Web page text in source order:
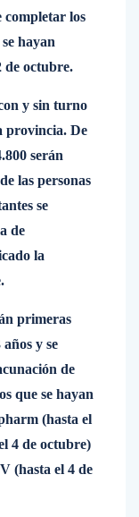
completar los
hayan
de octubre.
y sin turno
provincia. De
serán
las personas
se
de
la
primeras
y se
de
que se hayan
(hasta el
4 de octubre)
(hasta el 4 de